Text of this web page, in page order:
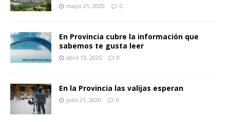
mayo 21, 2020 0
En Provincia cubre la información que
sabemos te gusta leer
abril 13, 2025 0
En la Provincia las valijas esperan
julio 21, 2020 0